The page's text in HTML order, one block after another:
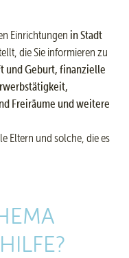
Einrichtungen in Stadt
die Sie informieren zu
und Geburt, finanzielle
Freiräume und weitere
Eltern und solche, die es